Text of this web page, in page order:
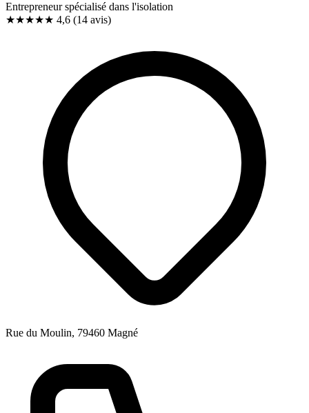
Entrepreneur spécialisé dans l'isolation
★★★★★ 4,6 (14 avis)
Rue du Moulin, 79460 Magné